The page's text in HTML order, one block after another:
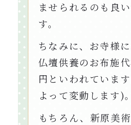
ませられるのも良
す。
ちなみに、お寺様
仏壇供養のお布施
円といわれていま
よって変動します)。
もちろん、新原美